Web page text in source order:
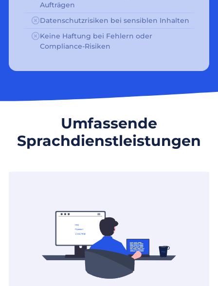
Aufträgen
Datenschutzrisiken bei sensiblen Inhalten
Keine Haftung bei Fehlern oder
Compliance-Risiken
Umfassende
Sprachdienstleistungen